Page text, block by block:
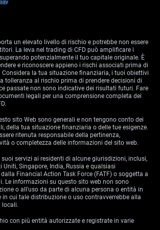
australiana.
statunitense e Dollaro canadese
un’altra delle più negoziate, con il Dollaro
base e il Dollaro canadese come valuta di
è anche chiamata “loonie”, un soprannome
fisica del Dollaro canadese.
di entrambi i paesi, i trader devono monitorare
del petrolio sul mercato globale. Questo
per l’economia canadese e influisce
del Dollaro canadese rispetto al Dollaro
statunitense e Yuan cinese
di quotazione. Essendo le due economie più
Uniti e Repubblica Popolare Cinese esercitano
sul mercato forex, e questa coppia è diventata una
livello globale.
mantiene un controllo diretto sull’economia
della sua valuta. Ha deliberatamente permesso la
rende l’USD/CNY una coppia unica in
volatilità accentuata negli ultimi anni a causa
un elevato livello di rischio e potrebbe non essere
La leva nel trading di CFD può amplificare i
potenzialmente il tuo capitale originale. È
e riconoscere appieno i rischi associati prima di
Considera la tua situazione finanziaria, i tuoi obiettivi
tolleranza al rischio prima di prendere decisioni di
passate non sono indicative dei risultati futuri. Fare
legali per una comprensione completa dei
sito Web sono generali e non tengono conto dei
della tua situazione finanziaria o delle tue esigenze.
ritenuta responsabile della pertinenza,
o completezza delle informazioni del sito web.
servizi ai residenti di alcune giurisdizioni, inclusi,
Singapore, India, Russia e qualsiasi
Financial Action Task Force (FATF) o soggetta a
Le informazioni su questo sito web non sono
o all'uso da parte di alcuna persona o entità in
cui tale distribuzione o uso contravverrebbe alla
locali.
con più entità autorizzate e registrate in varie